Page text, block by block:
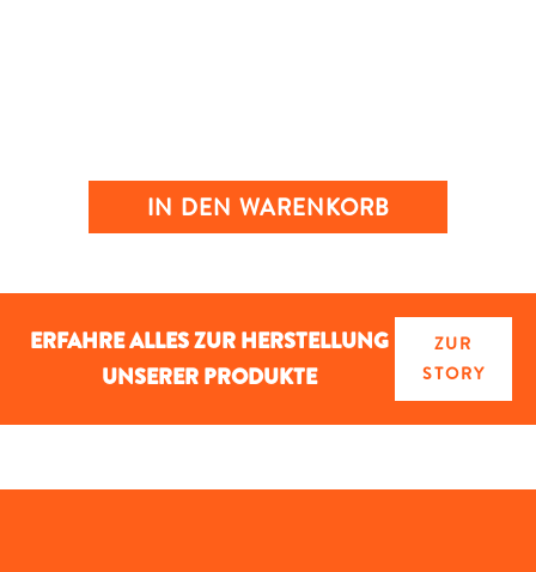
IN DEN WARENKORB
ERFAHRE ALLES ZUR HERSTELLUNG
UNSERER PRODUKTE
ZUR
STORY